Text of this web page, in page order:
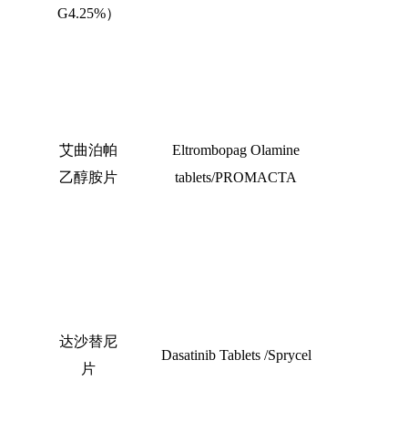
G4.25%）
艾曲泊帕
乙醇胺片
Eltrombopag Olamine
tablets/PROMACTA
达沙替尼
片
Dasatinib Tablets /Sprycel